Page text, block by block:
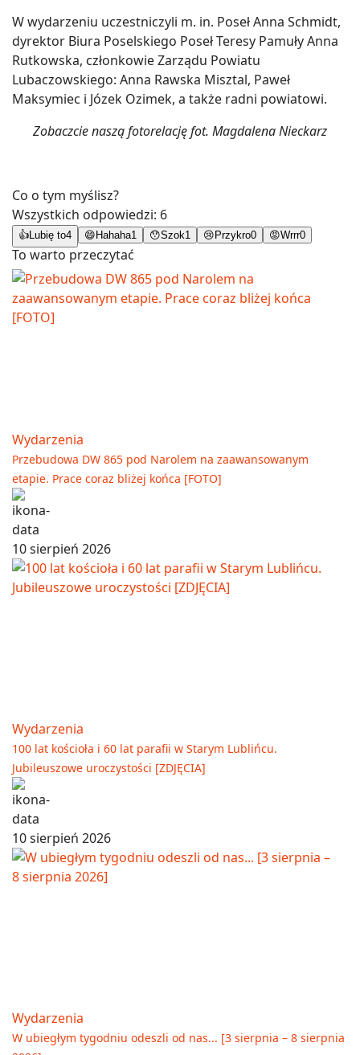
W wydarzeniu uczestniczyli m. in. Poseł Anna Schmidt,
dyrektor Biura Poselskiego Poseł Teresy Pamuły Anna
Rutkowska, członkowie Zarządu Powiatu
Lubaczowskiego: Anna Rawska Misztal, Paweł
Maksymiec i Józek Ozimek, a także radni powiatowi.
Zobaczcie naszą fotorelację fot. Magdalena Nieckarz
Co o tym myślisz?
Wszystkich odpowiedzi: 6
👍Lubię to4 😄 Hahaha1 😯Szok1 😢 Przykro0 😡Wrrr0
To warto przeczytać
Wydarzenia
Przebudowa DW 865 pod Narolem na zaawansowanym
etapie. Prace coraz bliżej końca [FOTO]
10 sierpień 2026
Wydarzenia
100 lat kościoła i 60 lat parafii w Starym Lublińcu.
Jubileuszowe uroczystości [ZDJĘCIA]
10 sierpień 2026
Wydarzenia
W ubiegłym tygodniu odeszli od nas... [3 sierpnia – 8 sierpnia